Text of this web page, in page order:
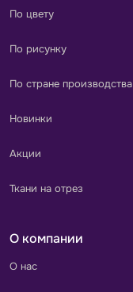
По цвету
По рисунку
По стране производства
Новинки
Акции
Ткани на отрез
О компании
О нас